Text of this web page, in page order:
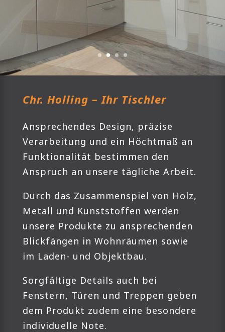
Chr. Holling – Ihr Tischler
Ansprechendes Design, präzise
Verarbeitung und ein Höchtmaß an
Funktionalität bestimmen den
Anspruch an unsere tägliche Arbeit.
Durch das Zusammenspiel von Holz,
Metall und Kunststoffen werden
unsere Produkte zu ansprechenden
Blickfängen in Wohnräumen sowie
im Laden- und Objektbau.
Sorgfältige Details auch bei
Fenstern, Türen und Treppen geben
dem Produkt zudem eine besondere
individuelle Note.